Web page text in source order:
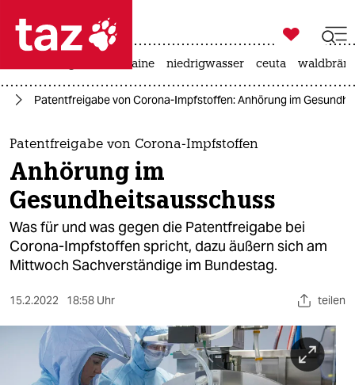
 taz zahl ich
taz zahl ich
themen
politik
öko
gesellschaft
sport
berlin

taz zahl ich
krieg in der ukraine niedrigwasser ceuta
Patentfreigabe von Corona-Impfstoffen: Anhörung im
Patentfreigabe von Corona-Impfstoffen
Anhörung im
Gesundheitsausschuss
Was für und was gegen die Patentfreigabe bei
Corona-Impfstoffen spricht, dazu äußern sich am
Mittwoch Sachverständige im Bundestag.
15.2.2022 18:58 Uhr teilen